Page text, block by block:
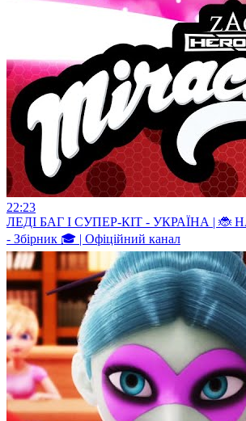
22:23
ЛЕДІ БАГ І СУПЕР-КІТ - УКРАЇНА |
- Збірник 🎓 | Офіційний канал